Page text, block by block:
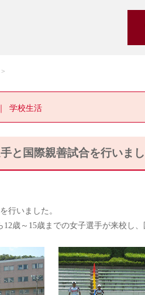
学校生活
と国際親善試合を行いまし
行いました。
歳～15歳までの女子選手が来校し、